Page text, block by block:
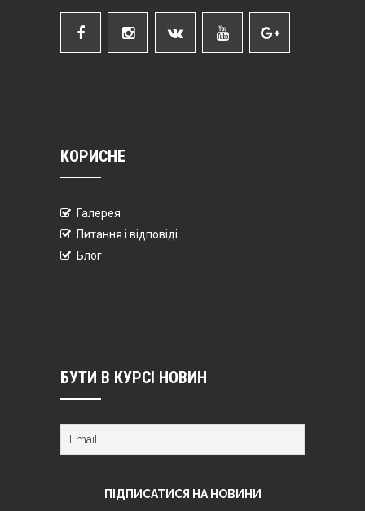
КОРИСНЕ
Галерея
Питання і відповіді
Блог
БУТИ В КУРСІ НОВИН